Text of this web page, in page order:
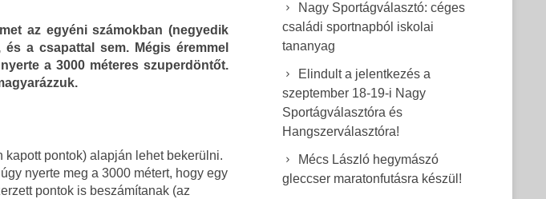
az egyéni számokban (negyedik
a csapattal sem. Mégis éremmel
a 3000 méteres szuperdöntőt.
pontok) alapján lehet bekerülni.
nyerte meg a 3000 métert, hogy egy
pontok is beszámítanak (az
Nagy Sportágválasztó: céges
családi sportnapból iskolai
tananyag
Elindult a jelentkezés a
szeptember 18-19-i Nagy
Sportágválasztóra és
Hangszerválasztóra!
Mécs László hegymászó
gleccser maratonfutásra készül!